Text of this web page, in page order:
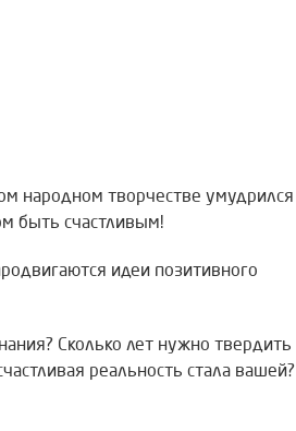
народном творчестве умудрился
быть счастливым!
идеи позитивного
Сколько лет нужно твердить
реальность стала вашей?